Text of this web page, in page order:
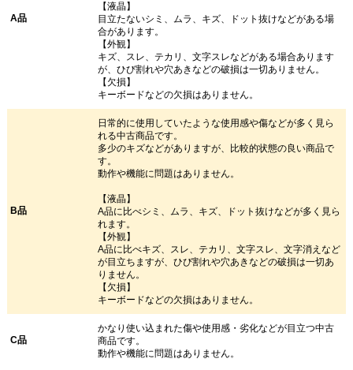
A品
【液晶】
目立たないシミ、ムラ、キズ、ドット抜けなどがある場
合があります。
【外観】
キズ、スレ、テカリ、文字スレなどがある場合あります
が、ひび割れや穴あきなどの破損は一切ありません。
【欠損】
キーボードなどの欠損はありません。
B品
日常的に使用していたような使用感や傷などが多く見ら
れる中古商品です。
多少のキズなどがありますが、比較的状態の良い商品で
す。
動作や機能に問題はありません。
【液晶】
A品に比べシミ、ムラ、キズ、ドット抜けなどが多く見ら
れます。
【外観】
A品に比べキズ、スレ、テカリ、文字スレ、文字消えなど
が目立ちますが、ひび割れや穴あきなどの破損は一切あ
りません。
【欠損】
キーボードなどの欠損はありません。
C品
かなり使い込まれた傷や使用感・劣化などが目立つ中古
商品です。
動作や機能に問題はありません。